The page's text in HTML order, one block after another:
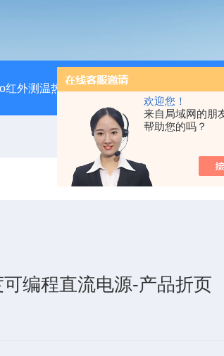
欢迎您！
来自局域网的朋
帮助您的吗？
红外测温热像仪 固纬 AFG-2225 双通道
当
编程直流电源-产品折页